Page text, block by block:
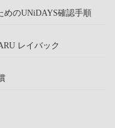
めのUNiDAYS確認手順
レイバック